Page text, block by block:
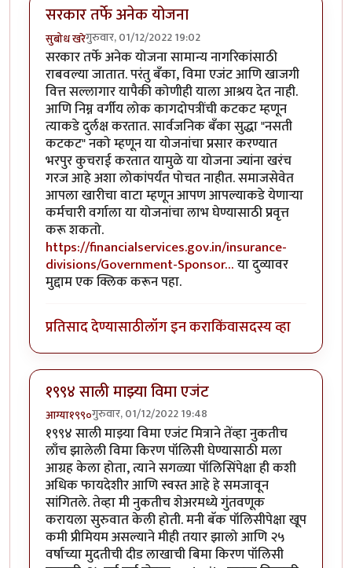
सरकार तर्फे अनेक योजना
सुबोध खरेगुरुवार, 01/12/2022 19:02
सरकार तर्फे अनेक योजना सामान्य नागरिकांसाठी
राबवल्या जातात. परंतु बँका, विमा एजंट आणि खाजगी
वित्त सल्लागार यापैकी कोणीही याला आश्रय देत नाही.
आणि निम्न वर्गीय लोक कागदोपत्रींची कटकट म्हणून
त्याकडे दुर्लक्ष करतात. सार्वजनिक बँका सुद्धा "नसती
कटकट" नको म्हणून या योजनांचा प्रसार करण्यात
भरपुर कुचराई करतात यामुळे या योजना ज्यांना खरंच
गरज आहे अशा लोकांपर्यंत पोचत नाहीत. समाजसेवेत
आपला खारीचा वाटा म्हणून आपण आपल्याकडे येणाऱ्या
कर्मचारी वर्गाला या योजनांचा लाभ घेण्यासाठी प्रवृत्त
करू शकतो.
https://financialservices.gov.in/insurance-
divisions/Government-Sponsor…या दुव्यावर
मुद्दाम एक क्लिक करून पहा.
प्रतिसाद देण्यासाठीलॉग इन कराकिंवासदस्य व्हा
१९९४ साली माझ्या विमा एजंट
आग्या१९९०गुरुवार, 01/12/2022 19:48
१९९४ साली माझ्या विमा एजंट मित्राने तेंव्हा नुकतीच
लाँच झालेली विमा किरण पॉलिसी घेण्यासाठी मला
आग्रह केला होता, त्याने सगळ्या पॉलिसिंपेक्षा ही कशी
अधिक फायदेशीर आणि स्वस्त आहे हे समजावून
सांगितले. तेव्हा मी नुकतीच शेअरमध्ये गुंतवणूक
करायला सुरुवात केली होती. मनी बॅक पॉलिसीपेक्षा खूप
कमी प्रीमियम असल्याने मीही तयार झालो आणि २५
वर्षाच्या मुदतीची दीड लाखाची बिमा किरण पॉलिसी